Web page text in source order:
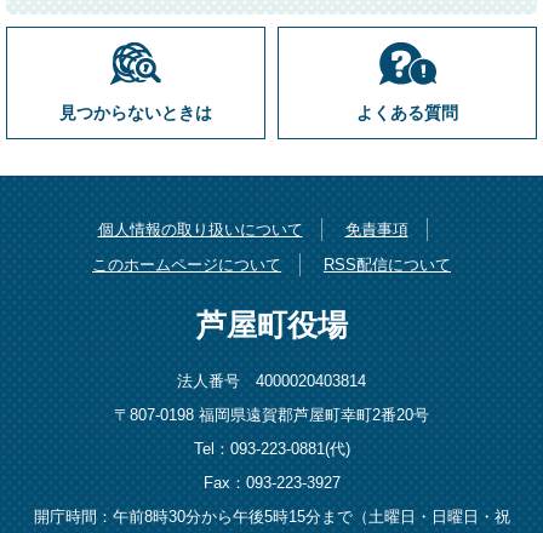
見つからないときは よくある質問
個人情報の取り扱いについて
免責事項
このホームページについて
RSS配信について
芦屋町役場
法人番号 4000020403814
〒807-0198 福岡県遠賀郡芦屋町幸町2番20号
Tel：093-223-0881(代)
Fax：093-223-3927
開庁時間：午前8時30分から午後5時15分まで（土曜日・日曜日・祝